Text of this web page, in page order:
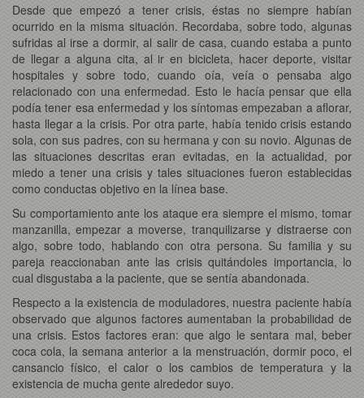
Desde que empezó a tener crisis, éstas no siempre habían
ocurrido en la misma situación. Recordaba, sobre todo, algunas
sufridas al irse a dormir, al salir de casa, cuando estaba a punto
de llegar a alguna cita, al ir en bicicleta, hacer deporte, visitar
hospitales y sobre todo, cuando oía, veía o pensaba algo
relacionado con una enfermedad. Esto le hacía pensar que ella
podía tener esa enfermedad y los síntomas empezaban a aflorar,
hasta llegar a la crisis. Por otra parte, había tenido crisis estando
sola, con sus padres, con su hermana y con su novio. Algunas de
las situaciones descritas eran evitadas, en la actualidad, por
miedo a tener una crisis y tales situaciones fueron establecidas
como conductas objetivo en la línea base.
Su comportamiento ante los ataque era siempre el mismo, tomar
manzanilla, empezar a moverse, tranquilizarse y distraerse con
algo, sobre todo, hablando con otra persona. Su familia y su
pareja reaccionaban ante las crisis quitándoles importancia, lo
cual disgustaba a la paciente, que se sentía abandonada.
Respecto a la existencia de moduladores, nuestra paciente había
observado que algunos factores aumentaban la probabilidad de
una crisis. Estos factores eran: que algo le sentara mal, beber
coca cola, la semana anterior a la menstruación, dormir poco, el
cansancio físico, el calor o los cambios de temperatura y la
existencia de mucha gente alrededor suyo.